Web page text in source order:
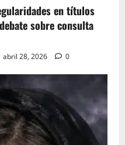
en títulos
sobre consulta
abril 28, 2026 0